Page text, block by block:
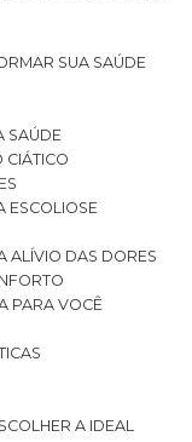
SUA SAÚDE
SAÚDE
CIÁTICO
ESCOLIOSE
ALÍVIO DAS DORES
PARA VOCÊ
A IDEAL